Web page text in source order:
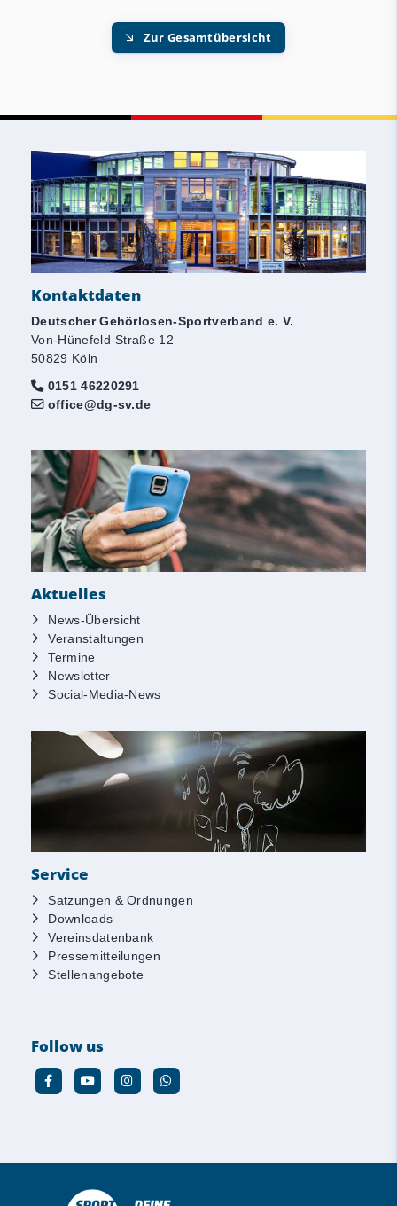
Zur Gesamtübersicht
Kontaktdaten
Deutscher Gehörlosen-Sportverband e. V.
Von-Hünefeld-Straße 12
50829 Köln
0151 46220291
office@dg-sv.de
Aktuelles
News-Übersicht
Veranstaltungen
Termine
Newsletter
Social-Media-News
Service
Satzungen & Ordnungen
Downloads
Vereinsdatenbank
Pressemitteilungen
Stellenangebote
Follow us